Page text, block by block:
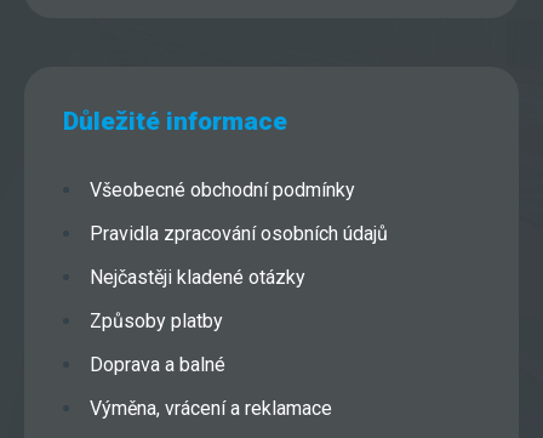
Důležité informace
Všeobecné obchodní podmínky
Pravidla zpracování osobních údajů
Nejčastěji kladené otázky
Způsoby platby
Doprava a balné
Výměna, vrácení a reklamace